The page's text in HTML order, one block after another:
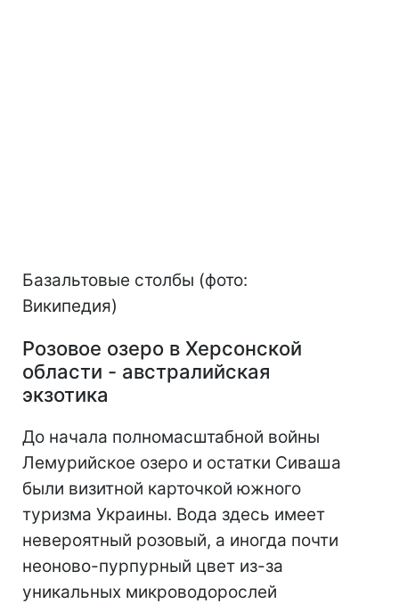
Базальтовые столбы (фото:
Википедия)
Розовое озеро в Херсонской
области - австралийская
экзотика
До начала полномасштабной войны
Лемурийское озеро и остатки Сиваша
были визитной карточкой южного
туризма Украины. Вода здесь имеет
невероятный розовый, а иногда почти
неоново-пурпурный цвет из-за
уникальных микроводорослей